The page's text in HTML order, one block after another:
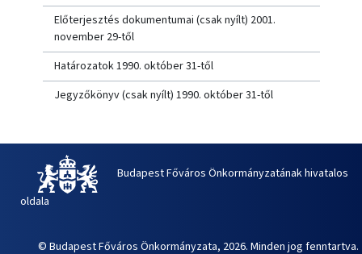
Előterjesztés dokumentumai (csak nyílt) 2001.
november 29-től
Határozatok 1990. október 31-től
Jegyzőkönyv (csak nyílt) 1990. október 31-től
Budapest Főváros Önkormányzatának hivatalos
oldala
© Budapest Főváros Önkormányzata, 2026. Minden jog fenntartva.